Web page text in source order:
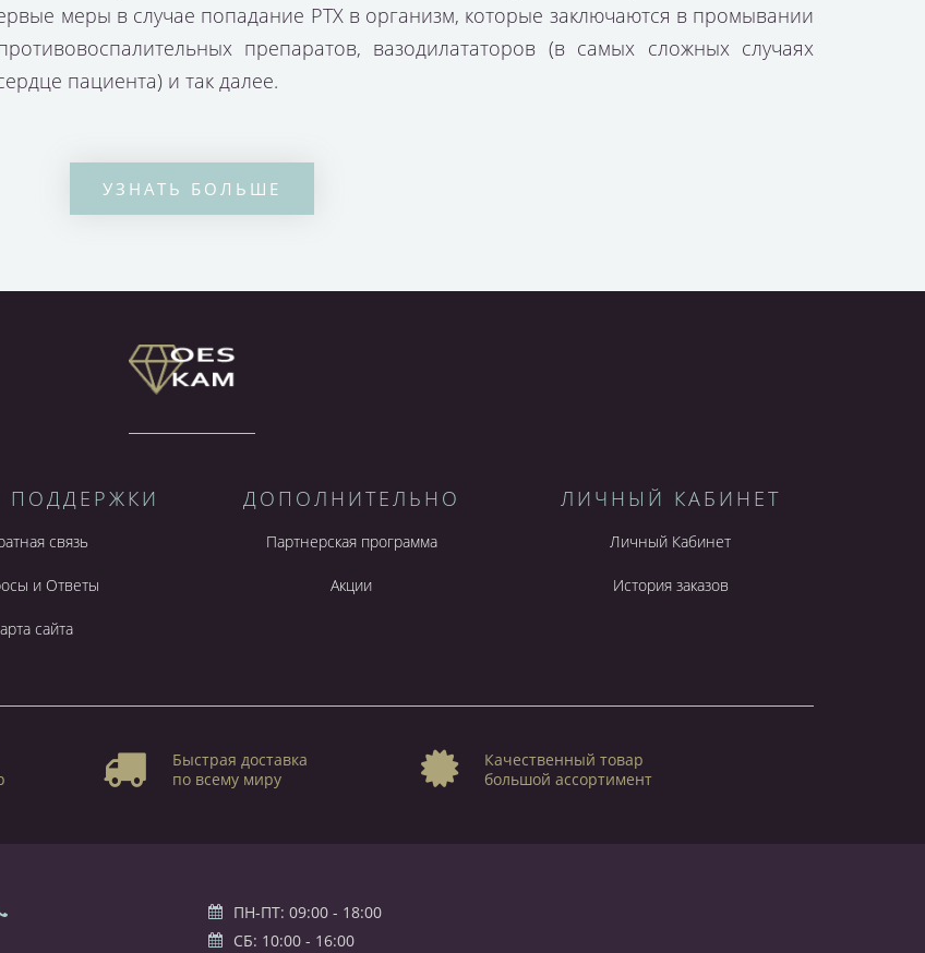
меры в случае попадание РТХ в организм, которые заключаются в промывании
препаратов, вазодилататоров (в самых сложных случаях
пациента) и так далее.
УЗНАТЬ БОЛЬШЕ
ПОДДЕРЖКИ
связь
и Ответы
сайта
ДОПОЛНИТЕЛЬНО
Партнерская программа
Акции
ЛИЧНЫЙ КАБИНЕТ
Личный Кабинет
История заказов
Быстрая доставка
по всему миру
Качественный товар
большой ассортимент
ПН-ПТ: 09:00 - 18:00
СБ: 10:00 - 16:00